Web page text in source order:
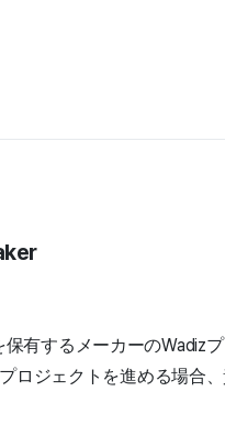
有するメーカーのWadizプ
ロジェクトを進める場合